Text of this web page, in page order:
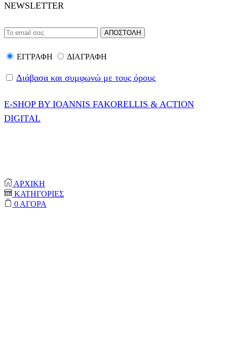
NEWSLETTER
ΕΓΓΡΑΦΗ ΔΙΑΓΡΑΦΗ
Διάβασα και συμφωνώ με τους όρους
E-SHOP BY IOANNIS FAKORELLIS & ACTION
DIGITAL
ΑΡΧΙΚΗ
ΚΑΤΗΓΟΡΙΕΣ
0 ΑΓΟΡΑ